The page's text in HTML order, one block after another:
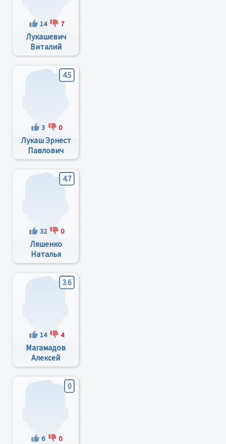
14 7
Лукашевич
Виталий
Матвеевич
4.5
3 0
Лукаш Эрнест
Павлович
4.7
32 0
Ляшенко
Наталья
Ивановна
3.6
14 4
Магамадов
Алексей
Ризаудинович
0
6 0